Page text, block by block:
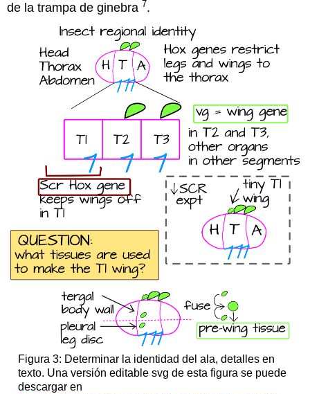
de la trampa de ginebra 7.
Figura 3: Determinar la identidad del ala, detalles en
texto. Una versión editable svg de esta figura se puede
descargar en